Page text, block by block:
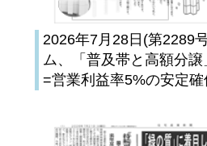
2026年7月28日(第2289
ム、「普及帯と高額分
=営業利益率5%の安定確